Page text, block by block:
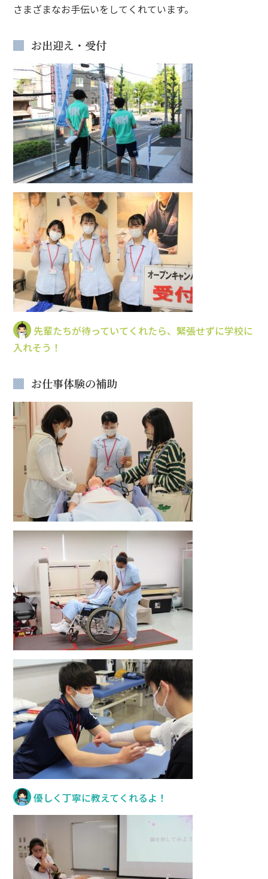
さまざまなお手伝いをしてくれています。
お出迎え・受付
先輩たちが待っていてくれたら、緊張せずに学校に
入れそう！
お仕事体験の補助
優しく丁寧に教えてくれるよ！